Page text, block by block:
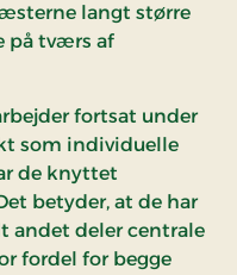
langt større
på tværs af
fortsat under
som individuelle
de knyttet
betyder, at de har
andet deler centrale
fordel for begge